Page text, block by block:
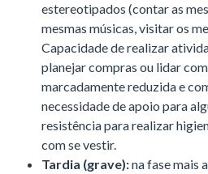
estereotipados (contar as
mesmas músicas, visitar os
Capacidade de realizar
planejar compras ou lidar
marcadamente reduzida e
necessidade de apoio para
resistência para realizar
com se vestir.
Tardia (grave):na fase mais